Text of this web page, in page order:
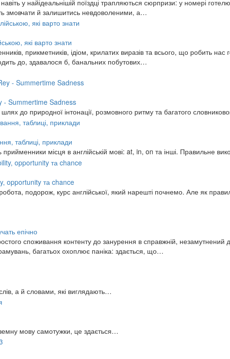
у найідеальнішій поїздці трапляються сюрпризи: у номері
змовчати й залишитись невдоволеними, а…
які варто знати
прикметників, ідіом, крилатих виразів та всього, що робить
до, здавалося б, банальних побутових…
- Summertime Sadness
до природної інтонації, розмовного ритму та багатого
таблиці, приклади
місця в англійській мові: at, in, on та інші. Правильне
opportunity та chance
подорож, курс англійської, який нарешті почнемо. Але як
епічно
споживання контенту до занурення в справжній,
багатьох охоплює паніка: здається, що…
а й словами, які виглядають…
мову самотужки, це здається…